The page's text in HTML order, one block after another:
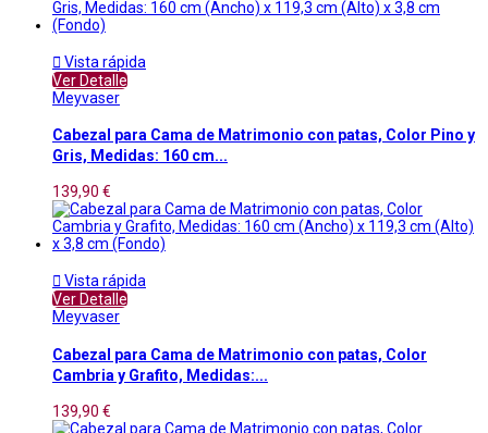
 Vista rápida
Ver Detalle
Meyvaser
Cabezal para Cama de Matrimonio con patas, Color Pino y
Gris, Medidas: 160 cm...
139,90 €
 Vista rápida
Ver Detalle
Meyvaser
Cabezal para Cama de Matrimonio con patas, Color
Cambria y Grafito, Medidas:...
139,90 €